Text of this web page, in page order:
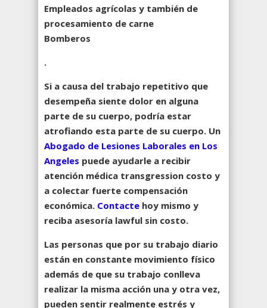
Empleados agrícolas y también de
procesamiento de carne
Bomberos
.
Si a causa del trabajo repetitivo que
desempeña siente dolor en alguna
parte de su cuerpo, podría estar
atrofiando esta parte de su cuerpo. Un
Abogado de Lesiones Laborales en Los
Angeles puede ayudarle a recibir
atención médica transgression costo y
a colectar fuerte compensación
económica. Contacte hoy mismo y
reciba asesoría lawful sin costo.
Las personas que por su trabajo diario
están en constante movimiento físico
además de que su trabajo conlleva
realizar la misma acción una y otra vez,
pueden sentir realmente estrés y